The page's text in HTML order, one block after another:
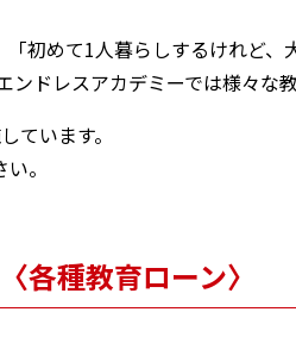
初めて1人暮らしするけれど、
ドレスアカデミーでは様々な
ています。
。
各種教育ローン〉